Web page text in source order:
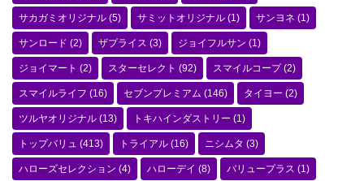
サカガミオリジナル (5) サミットオリジナル (1) サンヨネ (1)
サンロード (2) ザプライス (3) ジョイフルサン (1)
ジョイマート (2) スターセレクト (92) スマイルコープ(2)
スマイルライフ (16) セブンプレミアム (146) タイヨー (2)
ツルヤオリジナル (13) トキハインダストリー (1)
トップバリュ (413) トライアル (16) ニシムタ (3)
ハローズセレクション (4) ハローデイ (8) バリュープラス (1)